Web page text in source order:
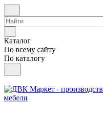
Каталог
По всему сайту
По каталогу